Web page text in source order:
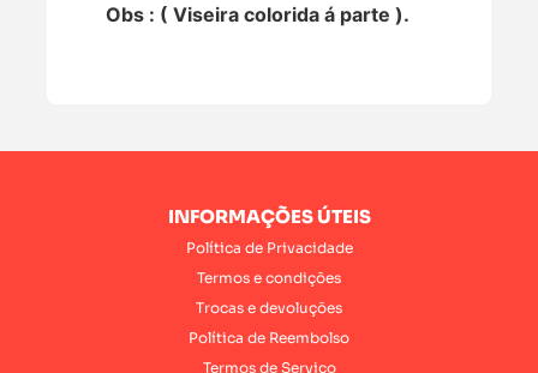
Obs : ( Viseira colorida á parte ).
INFORMAÇÕES ÚTEIS
Política de Privacidade
Termos e condições
Trocas e devoluções
Política de Reembolso
Termos de Serviço